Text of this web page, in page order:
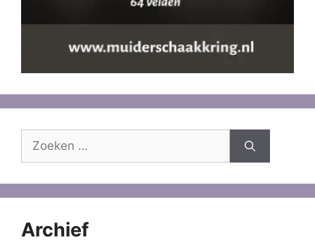
Zoek
Archief